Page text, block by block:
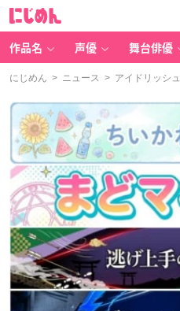
作品名 声優 舞台俳優
にじめん > ニュース > アイドリッシ